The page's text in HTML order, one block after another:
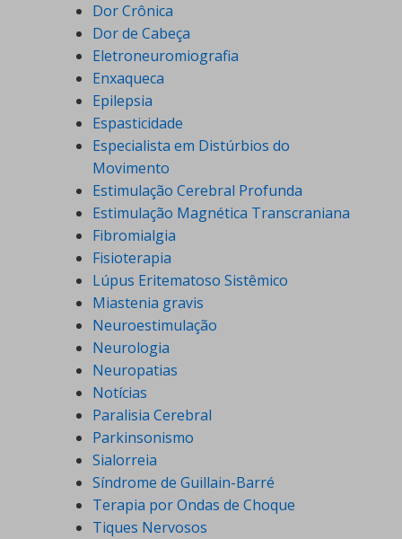
Dor Crônica
Dor de Cabeça
Eletroneuromiografia
Enxaqueca
Epilepsia
Espasticidade
Especialista em Distúrbios do
Movimento
Estimulação Cerebral Profunda
Estimulação Magnética Transcraniana
Fibromialgia
Fisioterapia
Lúpus Eritematoso Sistêmico
Miastenia gravis
Neuroestimulação
Neurologia
Neuropatias
Notícias
Paralisia Cerebral
Parkinsonismo
Sialorreia
Síndrome de Guillain-Barré
Terapia por Ondas de Choque
Tiques Nervosos